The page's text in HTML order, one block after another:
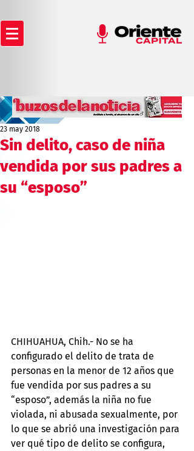
Sin delito, caso de niña
vendida por sus padres a
su “esposo”
23 may 2018
CHIHUAHUA, Chih.- No se ha
configurado el delito de trata de
personas en la menor de 12 años que
fue vendida por sus padres a su
“esposo”, además la niña no fue
violada, ni abusada sexualmente, por
lo que se abrió una investigación para
ver qué tipo de delito se configura,